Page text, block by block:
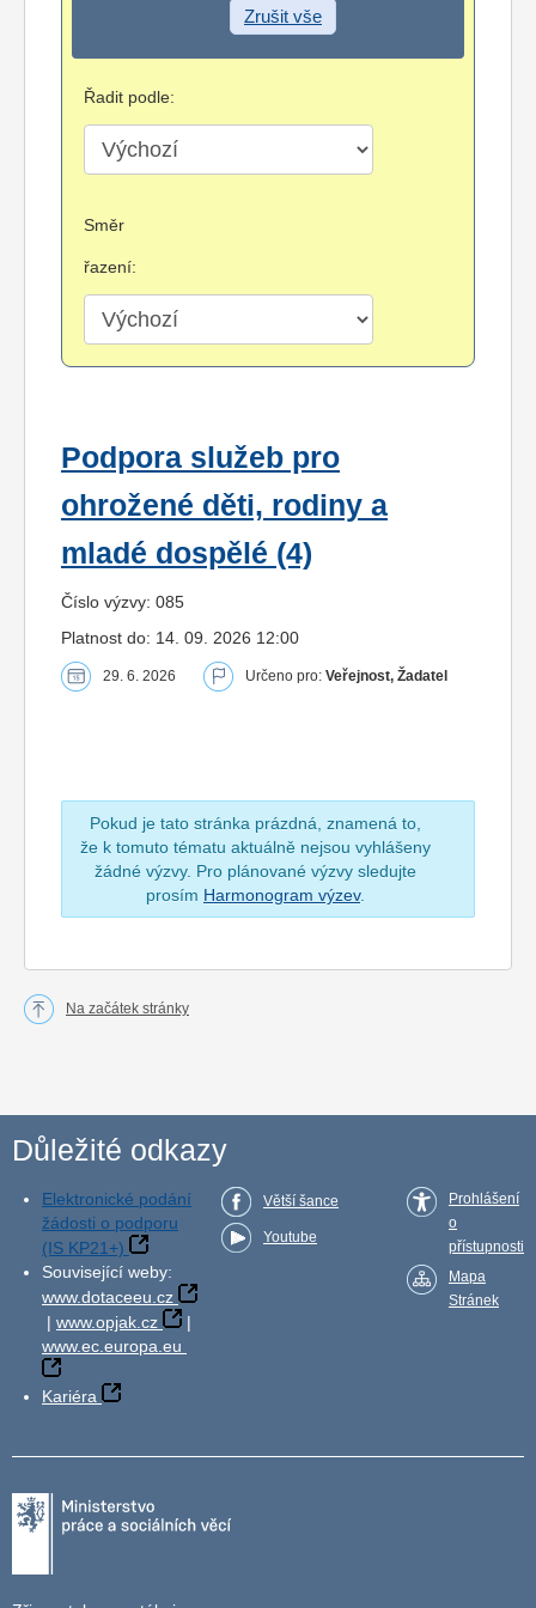
Zrušit vše
Řadit podle:
Směr
řazení:
Podpora služeb pro
ohrožené děti, rodiny a
mladé dospělé (4)
Číslo výzvy: 085
Platnost do: 14. 09. 2026 12:00
29. 6. 2026 Určeno pro: Veřejnost, Žadatel
Pokud je tato stránka prázdná, znamená to,
že k tomuto tématu aktuálně nejsou vyhlášeny
žádné výzvy. Pro plánované výzvy sledujte
prosím Harmonogram výzev.
Na začátek stránky
Důležité odkazy
Elektronické podání
žádosti o podporu
(IS KP21+)
Související weby:
www.dotaceeu.cz
| www.opjak.cz
|
www.ec.europa.eu
Kariéra
Větší šance
Youtube
Prohlášení
o
přístupnosti
Mapa
Stránek